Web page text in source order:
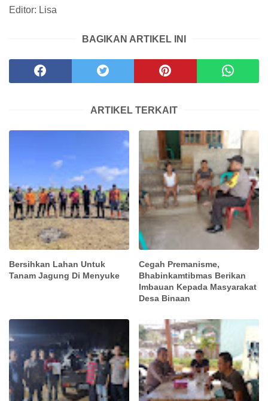
Editor: Lisa
BAGIKAN ARTIKEL INI
ARTIKEL TERKAIT
Bersihkan Lahan Untuk
Tanam Jagung Di Menyuke
Cegah Premanisme,
Bhabinkamtibmas Berikan
Imbauan Kepada Masyarakat
Desa Binaan